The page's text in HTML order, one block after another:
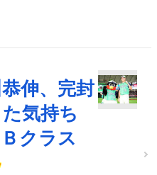
伸、完封
気持ち
クラス